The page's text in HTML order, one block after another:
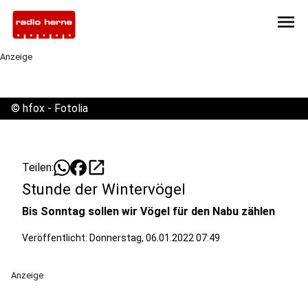
menu
Anzeige
© hfox - Fotolia
Teilen: open_in_new
Stunde der Wintervögel
Bis Sonntag sollen wir Vögel für den Nabu zählen
Veröffentlicht: Donnerstag, 06.01.2022 07:49
Anzeige